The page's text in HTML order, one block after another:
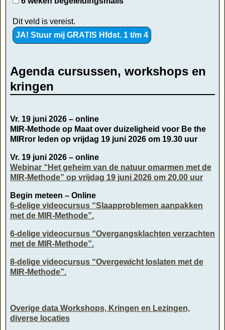
Dit veld is vereist.
Agenda cursussen, workshops en
kringen
Vr. 19 juni 2026 – online
MIR-Methode op Maat over duizeligheid voor Be the
MIRror leden op vrijdag 19 juni 2026 om 19.30 uur
Vr. 19 juni 2026 – online
Webinar “Het geheim van de natuur omarmen met de
MIR-Methode” op vrijdag 19 juni 2026 om 20.00 uur
Begin meteen – Online
6-delige videocursus “Slaapproblemen aanpakken
met de MIR-Methode”.
6-delige videocursus “Overgangsklachten verzachten
met de MIR-Methode”.
8-delige videocursus “Overgewicht loslaten met de
MIR-Methode”.
Overige data Workshops, Kringen en Lezingen,
diverse locaties